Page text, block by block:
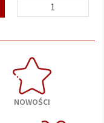
NOWOŚCI